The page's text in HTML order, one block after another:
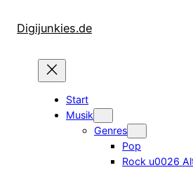
InhaltDigijunkies.de
Start
Musik
Genres
Pop
Rock u0026